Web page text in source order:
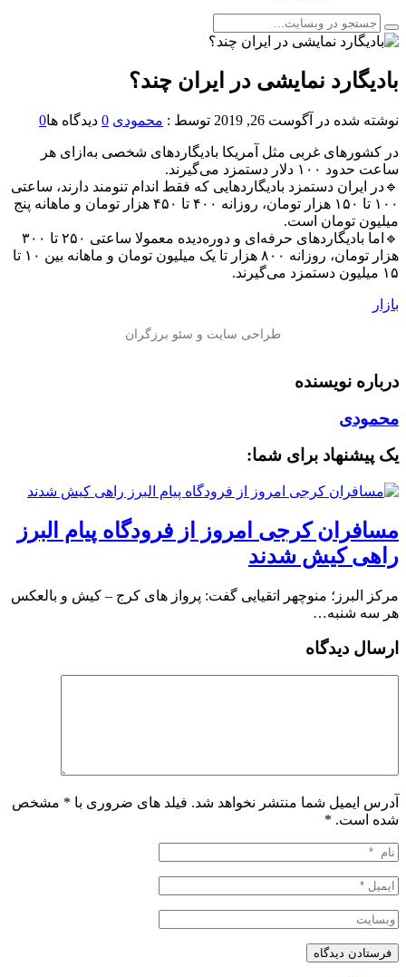
بادیگارد نمایشی در ایران چند؟
نوشته شده در آگوست 26, 2019 توسط : محمودی 0 دیدگاه ها0
در کشورهای غربی مثل آمریکا بادیگاردهای شخصی به‌ازای هر
ساعت حدود ۱۰۰ دلار دستمزد می‌گیرند.
🔹در ایران دستمزد بادیگاردهایی که فقط اندام تنومند دارند، ساعتی
۱۰۰ تا ۱۵۰ هزار تومان، روزانه ۴۰۰ تا ۴۵۰ هزار تومان و ماهانه پنج
میلیون تومان است.
🔹اما بادیگاردهای حرفه‌ای و دوره‌دیده معمولا ساعتی ۲۵۰ تا ۳۰۰
هزار تومان، روزانه ۸۰۰ هزار تا یک میلیون تومان و ماهانه بین ۱۰ تا
۱۵ میلیون دستمزد می‌گیرند.
بازار
درباره نویسنده
محمودی
یک پیشنهاد برای شما:
مسافران کرجی امروز از فرودگاه پیام البرز
راهی کیش شدند
مرکز البرز؛ منوچهر اتقیایی گفت: پرواز های کرج – کیش و بالعکس
هر سه شنبه…
ارسال دیدگاه
آدرس ایمیل شما منتشر نخواهد شد. فیلد های ضروری با * مشخص
شده است. *